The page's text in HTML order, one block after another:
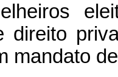
direito
mandato